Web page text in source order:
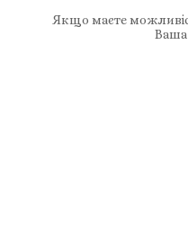
Якщо маєте
Ваша